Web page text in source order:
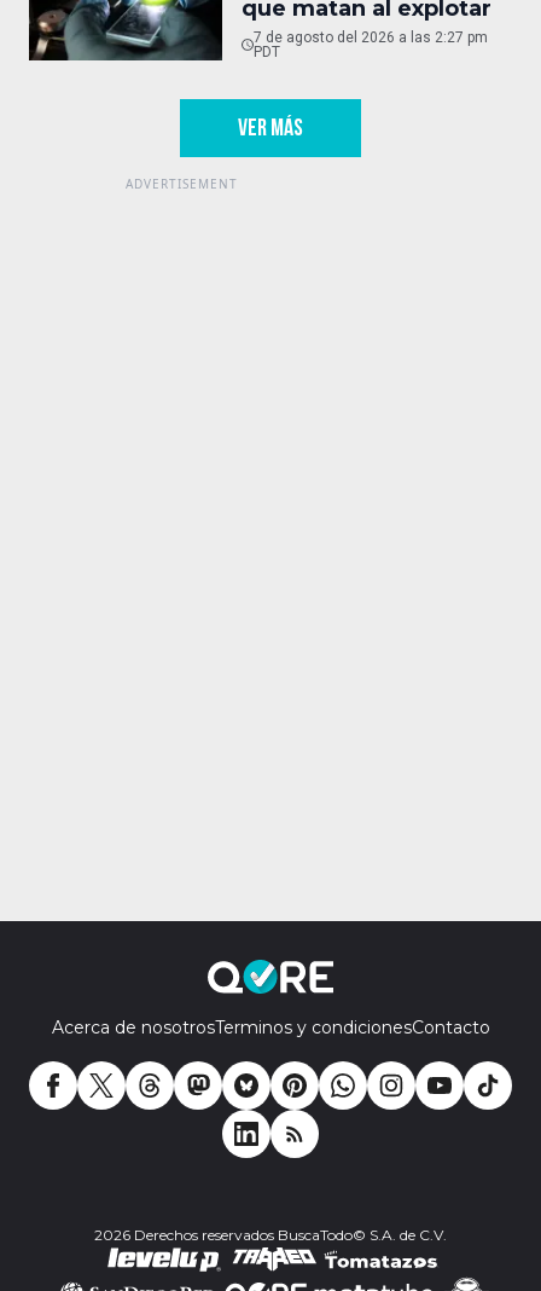
que matan al explotar
7 de agosto del 2026 a las 2:27 pm
PDT
VER MÁS
Acerca de nosotrosTerminos y condicionesContacto
2026 Derechos reservados BuscaTodo© S.A. de C.V.